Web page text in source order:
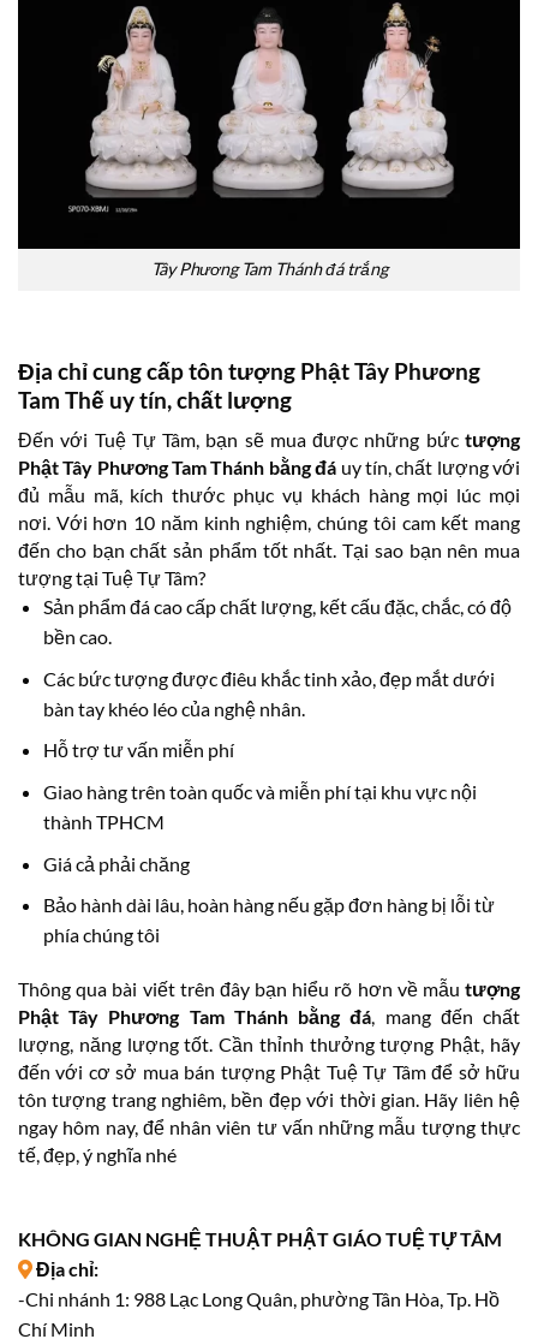
Tây Phương Tam Thánh đá trắng
Địa chỉ cung cấp tôn tượng Phật Tây Phương
Tam Thế uy tín, chất lượng
Đến với Tuệ Tự Tâm, bạn sẽ mua được những bứctượng
Phật Tây Phương Tam Thánh bằng đá uy tín, chất lượng với
đủ mẫu mã, kích thước phục vụ khách hàng mọi lúc mọi
nơi. Với hơn 10 năm kinh nghiệm, chúng tôi cam kết mang
đến cho bạn chất sản phẩm tốt nhất. Tại sao bạn nên mua
tượng tại Tuệ Tự Tâm?
Sản phẩm đá cao cấp chất lượng, kết cấu đặc, chắc, có độ
bền cao.
Các bức tượng được điêu khắc tinh xảo, đẹp mắt dưới
bàn tay khéo léo của nghệ nhân.
Hỗ trợ tư vấn miễn phí
Giao hàng trên toàn quốc và miễn phí tại khu vực nội
thành TPHCM
Giá cả phải chăng
Bảo hành dài lâu, hoàn hàng nếu gặp đơn hàng bị lỗi từ
phía chúng tôi
Thông qua bài viết trên đây bạn hiểu rõ hơn về mẫu tượng
Phật Tây Phương Tam Thánh bằng đá, mang đến chất
lượng, năng lượng tốt. Cần thỉnh thưởng tượng Phật, hãy
đến với cơ sở mua bán tượng Phật Tuệ Tự Tâm để sở hữu
tôn tượng trang nghiêm, bền đẹp với thời gian. Hãy liên hệ
ngay hôm nay, để nhân viên tư vấn những mẫu tượng thực
tế, đẹp, ý nghĩa nhé
KHÔNG GIAN NGHỆ THUẬT PHẬT GIÁO TUỆ TỰ TÂM
Địa chỉ:
-Chi nhánh 1: 988 Lạc Long Quân, phường Tân Hòa, Tp. Hồ
Chí Minh